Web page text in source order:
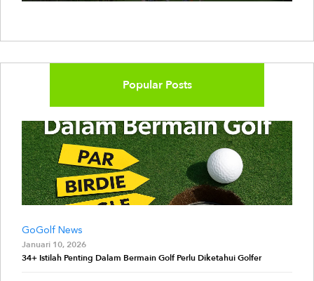
Popular Posts
GoGolf News
Januari 10, 2026
34+ Istilah Penting Dalam Bermain Golf Perlu Diketahui Golfer